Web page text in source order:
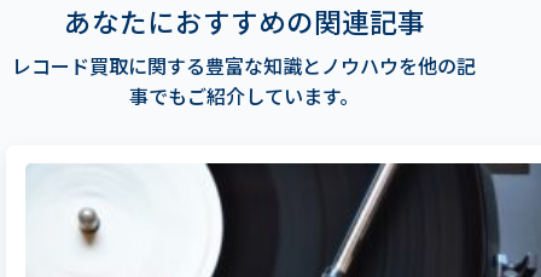
あなたにおすすめの関連記事
レコード買取に関する豊富な知識とノウハウを他の記
事でもご紹介しています。